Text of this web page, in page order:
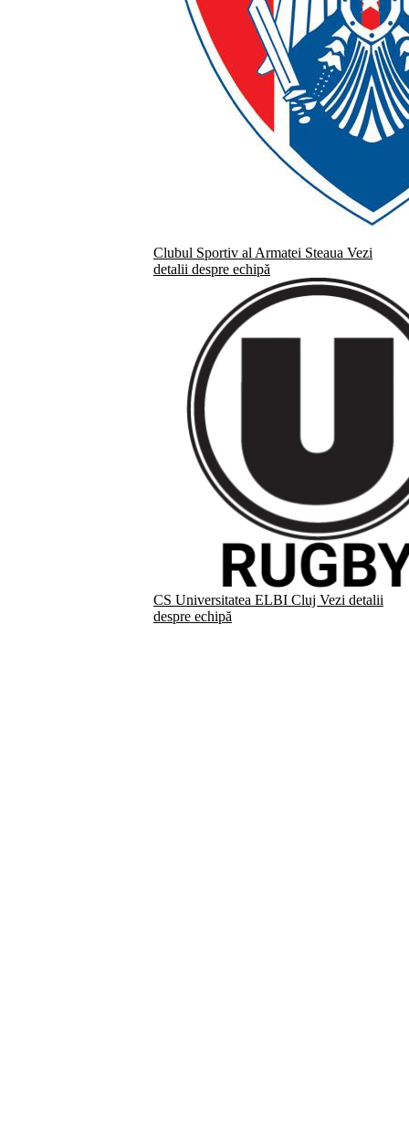
Clubul Sportiv al Armatei Steaua Vezi
detalii despre echipă
CS Universitatea ELBI Cluj Vezi detalii
despre echipă